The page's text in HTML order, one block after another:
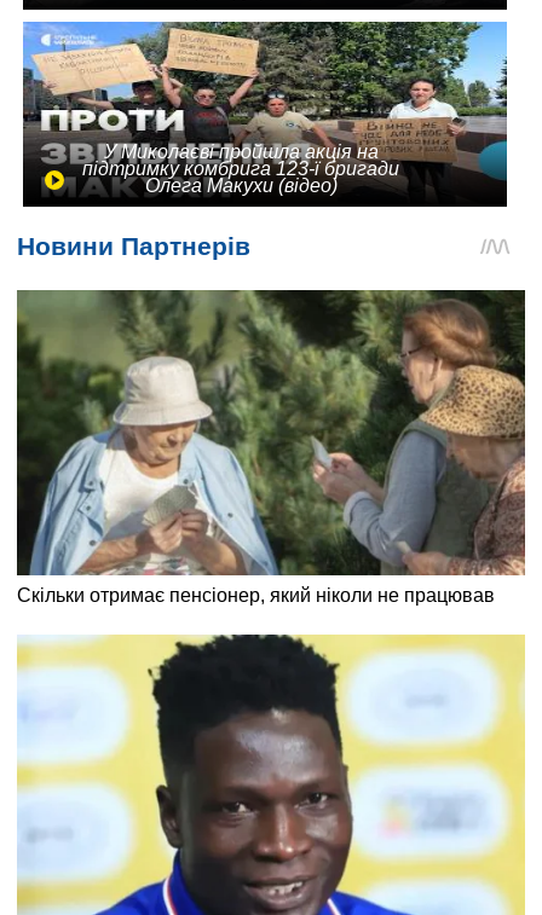
У Миколаєві пройшла акція на
підтримку комбрига 123-ї бригади
Олега Макухи (відео)